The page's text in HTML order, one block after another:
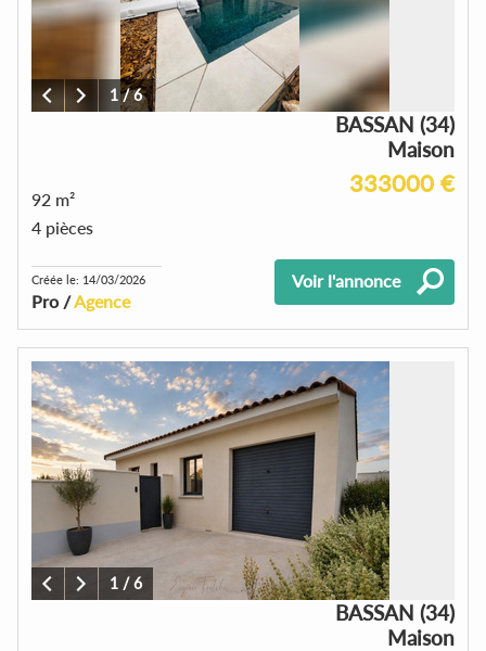
1/6
BASSAN (34)
Maison
333000 €
92 m²
4 pièces
Créée le: 14/03/2026
Pro /Agence
Voir l'annonce
1 /6
BASSAN (34)
Maison